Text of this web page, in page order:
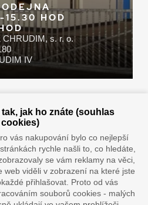
15.30 HOD
CHRUDIM, s. r. o.
IV
oblíbeným dopravcem
jak ho znáte (souhlas
vás nakupování bylo co nejlepší
rychle našli to, co hledáte,
se vám reklamy na věci,
web viděli v zobrazení na které jste
přihlašovat. Proto od vás
souborů cookies - malých